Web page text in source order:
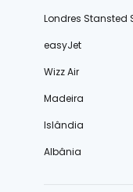
Londres Stansted
easyJet
Wizz Air
Madeira
Islândia
Albânia